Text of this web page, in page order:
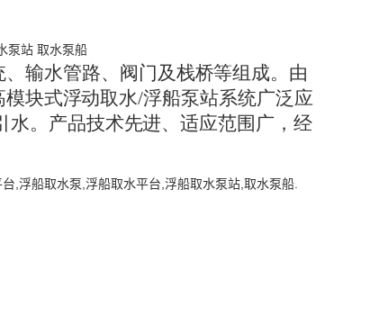
输水管路、阀门及栈桥等组成。由
模块式浮动取水/浮船泵站系统广泛应
水。产品技术先进、适应范围 广，经
,浮船取水泵,浮船取水平台,浮船取水泵站,取水泵船.